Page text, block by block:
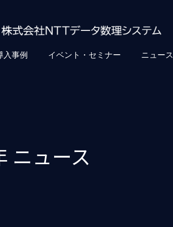
入事例 イベント・セミナー ニュース
ニュース